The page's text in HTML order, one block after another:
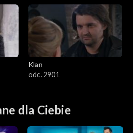
Klan
odc. 2901
dla Ciebie